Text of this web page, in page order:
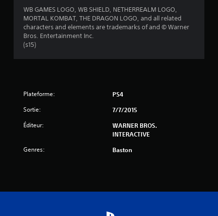
4
a
WB GAMES LOGO, WB SHIELD, NETHERREALM LOGO,
MORTAL KOMBAT, THE DRAGON LOGO, and all related
characters and elements are trademarks of and © Warner
Bros. Entertainment Inc.
(s15)
Plateforme: PS4
Sortie: 7/7/2015
Éditeur:
WARNER BROS.
INTERACTIVE
Genres: Baston